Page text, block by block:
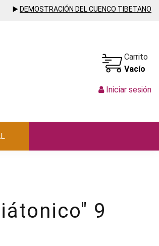
▶️ DEMOSTRACIÓN DEL CUENCO TIBETANO
Carrito
Vacío
Iniciar sesión
9